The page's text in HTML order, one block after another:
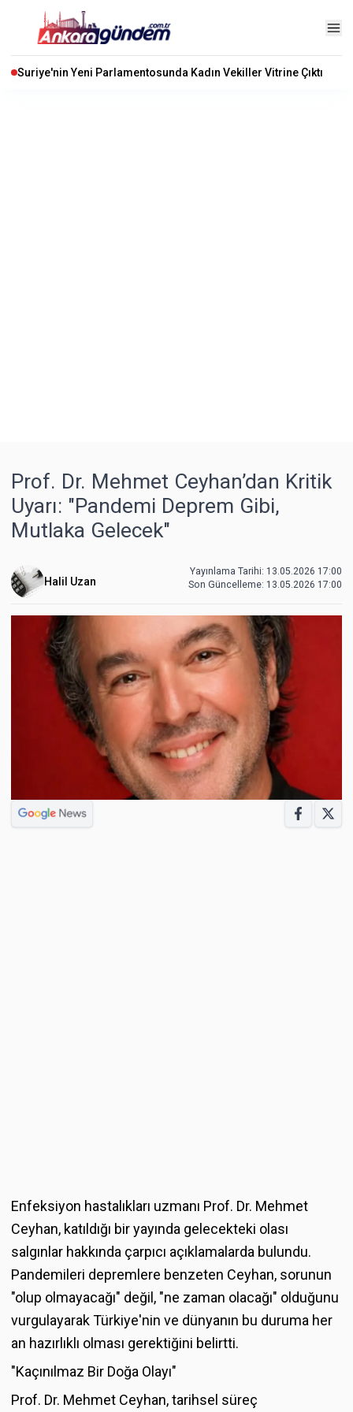
Suriye'nin Yeni Parlamentosunda Kadın Vekiller Vitrine Çıktı
Prof. Dr. Mehmet Ceyhan’dan Kritik
Uyarı: "Pandemi Deprem Gibi,
Mutlaka Gelecek"
Halil Uzan
Yayınlama Tarihi: 13.05.2026 17:00
Son Güncelleme: 13.05.2026 17:00
Enfeksiyon hastalıkları uzmanı Prof. Dr. Mehmet
Ceyhan, katıldığı bir yayında gelecekteki olası
salgınlar hakkında çarpıcı açıklamalarda bulundu.
Pandemileri depremlere benzeten Ceyhan, sorunun
"olup olmayacağı" değil, "ne zaman olacağı" olduğunu
vurgulayarak Türkiye'nin ve dünyanın bu duruma her
an hazırlıklı olması gerektiğini belirtti.
"Kaçınılmaz Bir Doğa Olayı"
Prof. Dr. Mehmet Ceyhan, tarihsel süreç